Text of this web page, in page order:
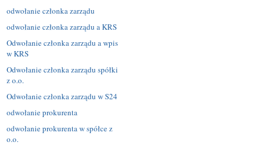
odwołanie członka zarządu
odwołanie członka zarządu a KRS
Odwołanie członka zarządu a wpis
w KRS
Odwołanie członka zarządu spółki
z o.o.
Odwołanie członka zarządu w S24
odwołanie prokurenta
odwołanie prokurenta w spółce z
o.o.